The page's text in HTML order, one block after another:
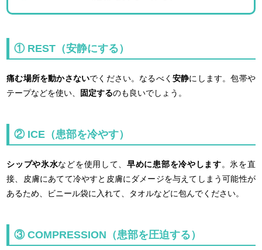
① REST（安静にする）
痛む場所を動かさないでください。なるべく安静にします。包帯や
テープなどを使い、
固定するのも良いでしょう。
② ICE（患部を冷やす）
シップや氷水などを使用して、早めに患部を冷やします。氷を直
接、皮膚にあてて冷やすと皮膚にダメージを与えてしまう可能性が
あるため、ビニール袋に入れて、タオルなどに包んでください。
③ COMPRESSION（患部を圧迫する）